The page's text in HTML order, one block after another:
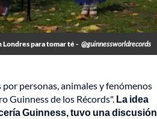
para tomar té - @guinnessworldrecords
personas, animales y fenómenos
Guinness de los Récords". La idea
Guinness, tuvo una discusión